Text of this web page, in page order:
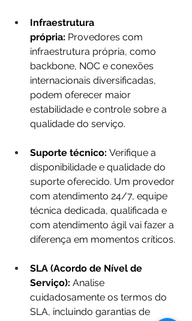
Infraestrutura
própria: Provedores com
infraestrutura própria, como
backbone, NOC e conexões
internacionais diversificadas,
podem oferecer maior
estabilidade e controle sobre a
qualidade do serviço.
Suporte técnico: Verifique a
disponibilidade e qualidade do
suporte oferecido. Um provedor
com atendimento 24/7, equipe
técnica dedicada, qualificada e
com atendimento ágil vai fazer a
diferença em momentos críticos.
SLA (Acordo de Nível de
Serviço): Analise
cuidadosamente os termos do
SLA, incluindo garantias de